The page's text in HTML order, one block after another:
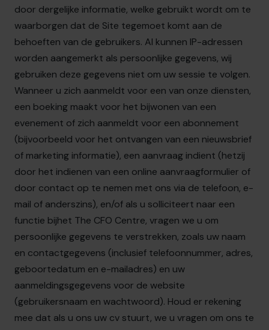
door dergelijke informatie, welke gebruikt wordt om te
waarborgen dat de Site tegemoet komt aan de
behoeften van de gebruikers. Al kunnen IP-adressen
worden aangemerkt als persoonlijke gegevens, wij
gebruiken deze gegevens niet om uw sessie te volgen.
Wanneer u zich aanmeldt voor een van onze diensten,
een boeking maakt voor het bijwonen van een
evenement of zich aanmeldt voor een abonnement
(bijvoorbeeld voor het ontvangen van een nieuwsbrief
of marketing informatie), een aanvraag indient (hetzij
door het indienen van een online aanvraagformulier of
door contact op te nemen met ons via de telefoon, e-
mail of anderszins), en/of als u solliciteert naar een
functie bijhet The CFO Centre, vragen we u om
persoonlijke gegevens te verstrekken, zoals uw naam
en contactgegevens (inclusief telefoonnummer, adres,
geboortedatum en e-mailadres) en uw
aanmeldingsgegevens voor de website
(gebruikersnaam en wachtwoord). Houd er rekening
mee dat als u ons uw cv stuurt, we u vragen om ons te